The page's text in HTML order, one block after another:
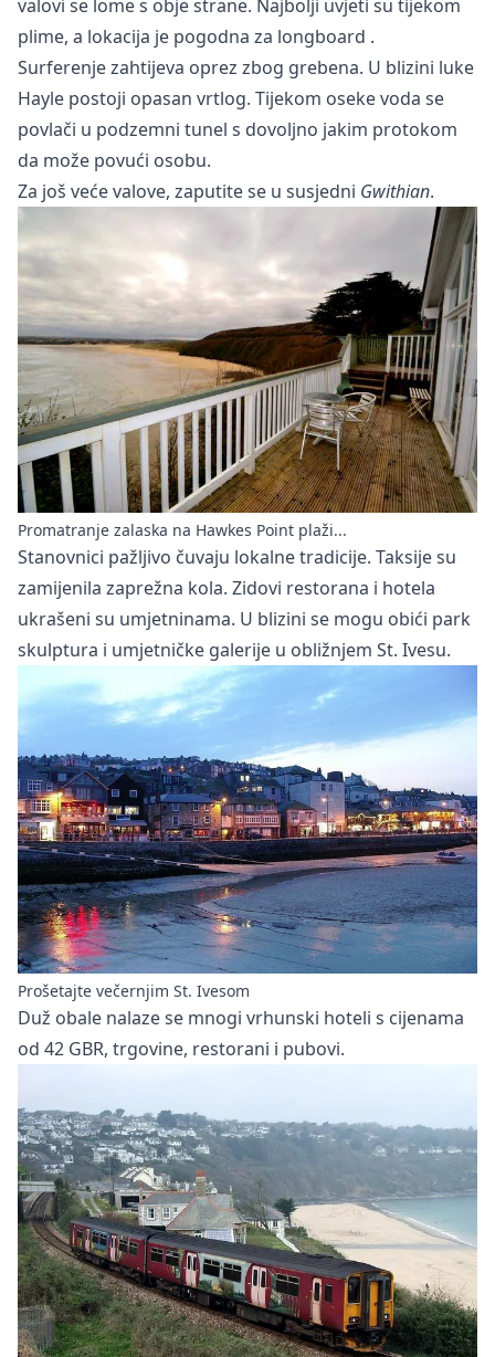
valovi se lome s obje strane. Najbolji uvjeti su tijekom
plime, a lokacija je pogodna za longboard .
Surferenje zahtijeva oprez zbog grebena. U blizini luke
Hayle postoji opasan vrtlog. Tijekom oseke voda se
povlači u podzemni tunel s dovoljno jakim protokom
da može povući osobu.
Za još veće valove, zaputite se u susjedni Gwithian.
Promatranje zalaska na Hawkes Point plaži...
Stanovnici pažljivo čuvaju lokalne tradicije. Taksije su
zamijenila zaprežna kola. Zidovi restorana i hotela
ukrašeni su umjetninama. U blizini se mogu obići park
skulptura i umjetničke galerije u obližnjem St. Ivesu.
Prošetajte večernjim St. Ivesom
Duž obale nalaze se mnogi vrhunski hoteli s cijenama
od 42 GBR, trgovine, restorani i pubovi.